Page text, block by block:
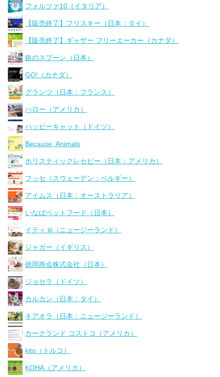
フォルツァ10（イタリア）
【販売終了】フリスキー（日本：タイ）
【販売終了】ギャザー フリーエーカー（カナダ）
銀のスプーン（日本）
GO!（カナダ）
グランツ（日本：フランス）
ハロー（アメリカ）
ハッピーキャット（ドイツ）
Because, Animals
ホリスティックレセピー（日本：アメリカ）
フッセ（スウェーデン：ベルギー）
アイムス（日本：オーストラリア）
いなばペットフード（日本）
イティ iti（ニュージーランド）
ジャガー（イギリス）
徳岡商会株式会社（日本）
ジョセラ（ドイツ）
カルカン（日本：タイ）
キアオラ（日本：ニュージーランド）
カークランド コストコ（アメリカ）
kito（トルコ）
KOHA（アメリカ）